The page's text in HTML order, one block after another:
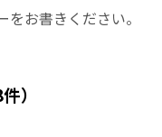
お書きください。
）